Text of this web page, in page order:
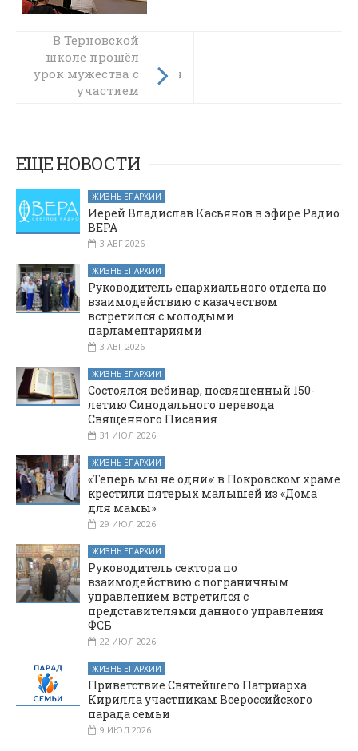
В Каменском
районе прошла
благотворительная
акция «Путь
В Терновской
школе прошёл
урок мужества с
участием
ЕЩЕ НОВОСТИ
ЖИЗНЬ ЕПАРХИИ
Иерей Владислав Касьянов в эфире Радио
ВЕРА
3 АВГ 2026
ЖИЗНЬ ЕПАРХИИ
Руководитель епархиального отдела по
взаимодействию с казачеством
встретился с молодыми
парламентариями
3 АВГ 2026
ЖИЗНЬ ЕПАРХИИ
Состоялся вебинар, посвященный 150-
летию Синодального перевода
Священного Писания
31 ИЮЛ 2026
ЖИЗНЬ ЕПАРХИИ
«Теперь мы не одни»: в Покровском храме
крестили пятерых малышей из «Дома
для мамы»
29 ИЮЛ 2026
ЖИЗНЬ ЕПАРХИИ
Руководитель сектора по
взаимодействию с пограничным
управлением встретился с
представителями данного управления
ФСБ
22 ИЮЛ 2026
ЖИЗНЬ ЕПАРХИИ
Приветствие Святейшего Патриарха
Кирилла участникам Всероссийского
парада семьи
9 ИЮЛ 2026